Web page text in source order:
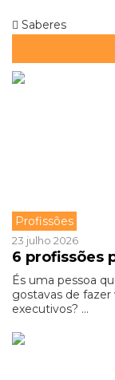
Saberes
Profissões
23 julho 2026
6 profissões
És uma pessoa
gostavas de
executivos? ...